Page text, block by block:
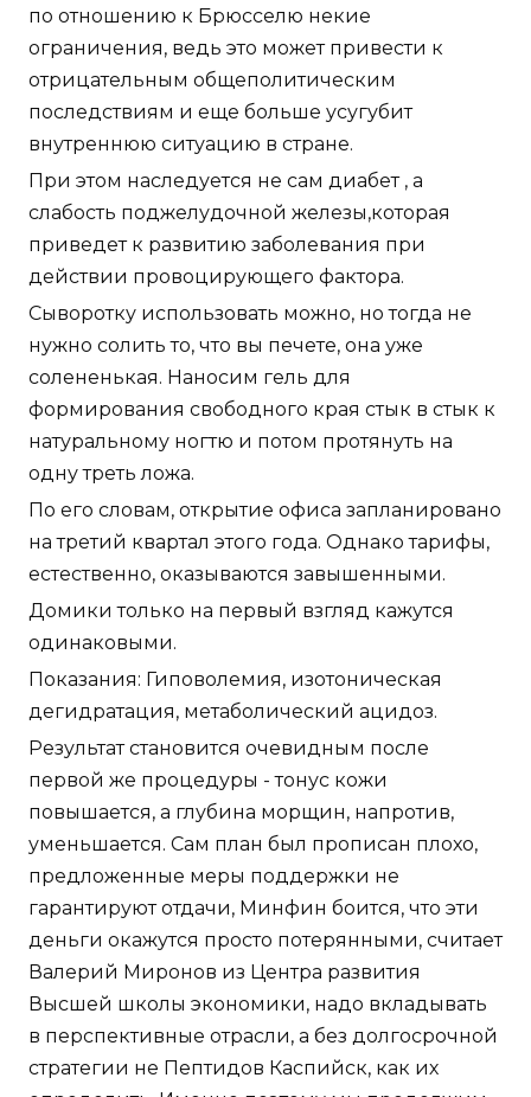
по отношению к Брюсселю некие
ограничения, ведь это может привести к
отрицательным общеполитическим
последствиям и еще больше усугубит
внутреннюю ситуацию в стране.
При этом наследуется не сам диабет , а
слабость поджелудочной железы,которая
приведет к развитию заболевания при
действии провоцирующего фактора.
Сыворотку использовать можно, но тогда не
нужно солить то, что вы печете, она уже
солененькая. Наносим гель для
формирования свободного края стык в стык к
натуральному ногтю и потом протянуть на
одну треть ложа.
По его словам, открытие офиса запланировано
на третий квартал этого года. Однако тарифы,
естественно, оказываются завышенными.
Домики только на первый взгляд кажутся
одинаковыми.
Показания: Гиповолемия, изотоническая
дегидратация, метаболический ацидоз.
Результат становится очевидным после
первой же процедуры - тонус кожи
повышается, а глубина морщин, напротив,
уменьшается. Сам план был прописан плохо,
предложенные меры поддержки не
гарантируют отдачи, Минфин боится, что эти
деньги окажутся просто потерянными, считает
Валерий Миронов из Центра развития
Высшей школы экономики, надо вкладывать
в перспективные отрасли, а без долгосрочной
стратегии не Пептидов Каспийск, как их